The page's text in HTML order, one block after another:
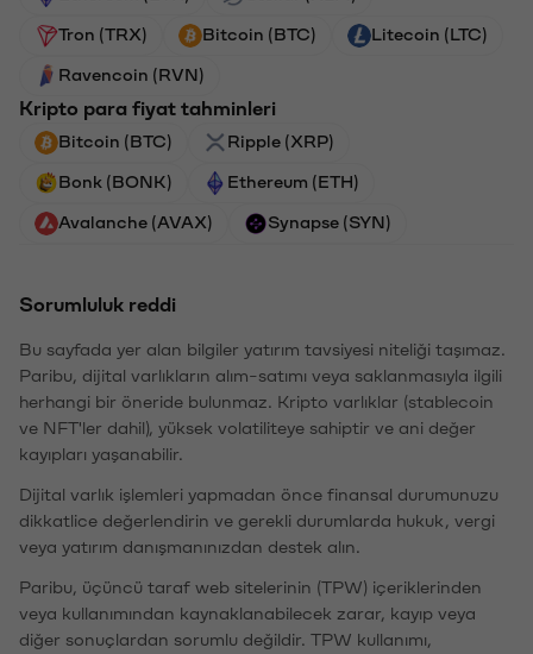
Tron (TRX) Bitcoin (BTC) Litecoin (LTC)
Ravencoin (RVN)
Kripto para fiyat tahminleri
Bitcoin (BTC) Ripple (XRP)
Bonk (BONK) Ethereum (ETH)
Avalanche (AVAX) Synapse (SYN)
Sorumluluk reddi
Bu sayfada yer alan bilgiler yatırım tavsiyesi niteliği taşımaz.
Paribu, dijital varlıkların alım-satımı veya saklanmasıyla ilgili
herhangi bir öneride bulunmaz. Kripto varlıklar (stablecoin
ve NFT'ler dahil), yüksek volatiliteye sahiptir ve ani değer
kayıpları yaşanabilir.
Dijital varlık işlemleri yapmadan önce finansal durumunuzu
dikkatlice değerlendirin ve gerekli durumlarda hukuk, vergi
veya yatırım danışmanınızdan destek alın.
Paribu, üçüncü taraf web sitelerinin (TPW) içeriklerinden
veya kullanımından kaynaklanabilecek zarar, kayıp veya
diğer sonuçlardan sorumlu değildir. TPW kullanımı,